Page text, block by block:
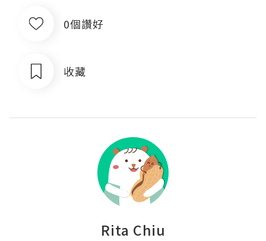
0個讚好
收藏
Rita Chiu